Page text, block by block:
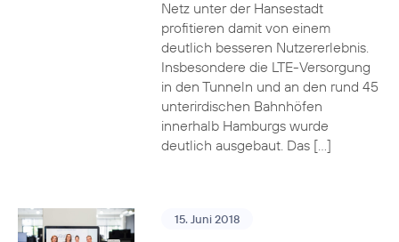
Netz unter der Hansestadt
profitieren damit von einem
deutlich besseren Nutzererlebnis.
Insbesondere die LTE-Versorgung
in den Tunneln und an den rund 45
unterirdischen Bahnhöfen
innerhalb Hamburgs wurde
deutlich ausgebaut. Das […]
15. Juni 2018